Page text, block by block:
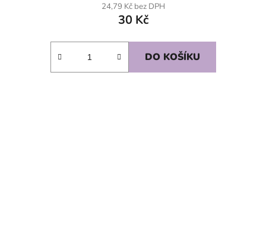
24,79 Kč bez DPH
30 Kč
DO KOŠÍKU